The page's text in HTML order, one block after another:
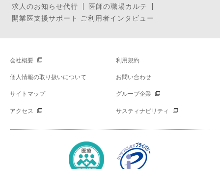
求人のお知らせ代行
医師の職場カルテ
開業医支援サポート ご利用者インタビュー
会社概要 利用規約
個人情報の取り扱いについて お問い合わせ
サイトマップ グループ企業
アクセス サスティナビリティ